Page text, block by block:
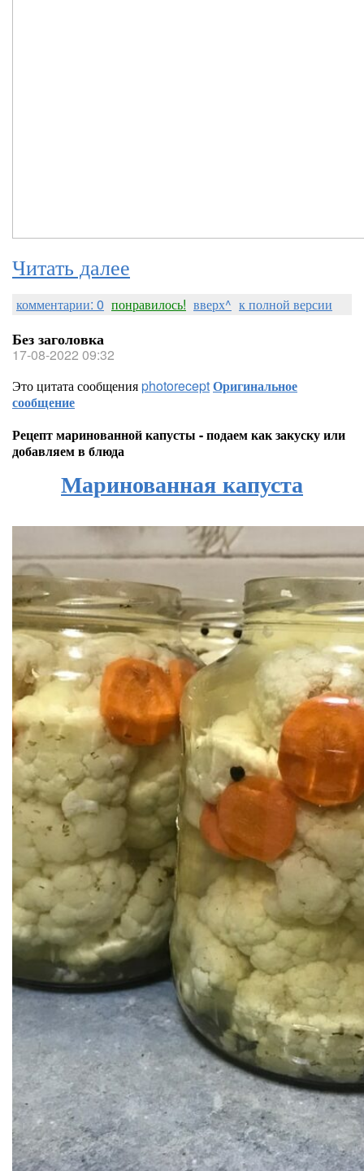
Читать далее
комментарии: 0 понравилось! вверх^ к полной версии
Без заголовка
17-08-2022 09:32
Это цитата сообщенияphotoreceptОригинальное
сообщение
Рецепт маринованной капусты - подаем как закуску или
добавляем в блюда
Маринованная капуста